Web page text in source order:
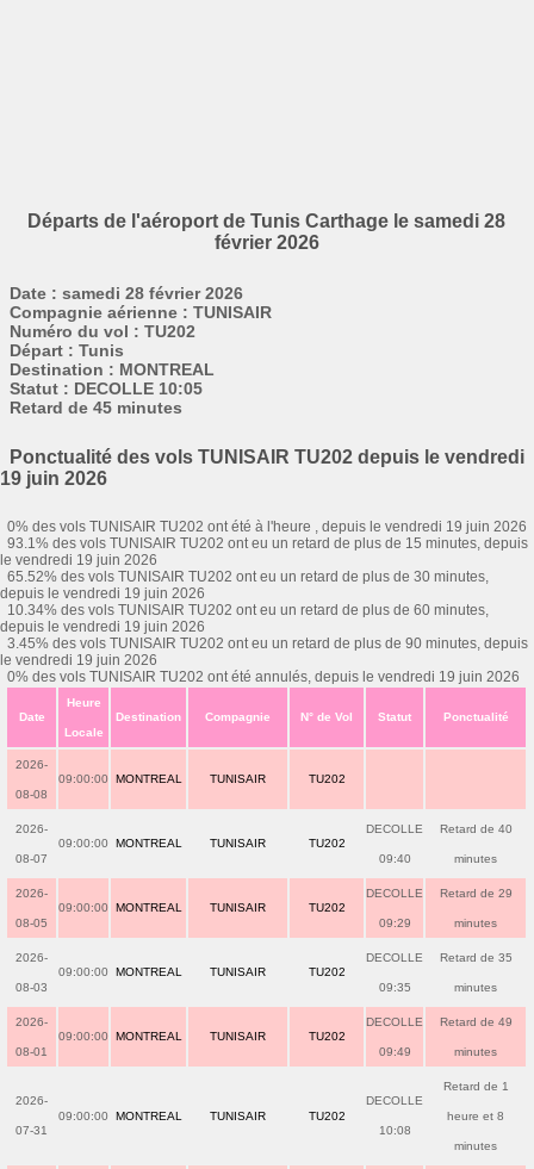
Départs de l'aéroport de Tunis Carthage le samedi 28
février 2026
Date : samedi 28 février 2026
Compagnie aérienne : TUNISAIR
Numéro du vol : TU202
Départ : Tunis
Destination : MONTREAL
Statut : DECOLLE 10:05
Retard de 45 minutes
Ponctualité des vols TUNISAIR TU202 depuis le vendredi
19 juin 2026
0% des vols TUNISAIR TU202 ont été à l'heure , depuis le vendredi 19 juin 2026
93.1% des vols TUNISAIR TU202 ont eu un retard de plus de 15 minutes, depuis
le vendredi 19 juin 2026
65.52% des vols TUNISAIR TU202 ont eu un retard de plus de 30 minutes,
depuis le vendredi 19 juin 2026
10.34% des vols TUNISAIR TU202 ont eu un retard de plus de 60 minutes,
depuis le vendredi 19 juin 2026
3.45% des vols TUNISAIR TU202 ont eu un retard de plus de 90 minutes, depuis
le vendredi 19 juin 2026
0% des vols TUNISAIR TU202 ont été annulés, depuis le vendredi 19 juin 2026
Date
Heure
Locale
Destination Compagnie N° de Vol Statut Ponctualité
2026-
08-08
09:00:00 MONTREAL TUNISAIR TU202
2026-
08-07
09:00:00 MONTREAL TUNISAIR TU202
DECOLLE
09:40
Retard de 40
minutes
2026-
08-05
09:00:00 MONTREAL TUNISAIR TU202
DECOLLE
09:29
Retard de 29
minutes
2026-
08-03
09:00:00 MONTREAL TUNISAIR TU202
DECOLLE
09:35
Retard de 35
minutes
2026-
08-01
09:00:00 MONTREAL TUNISAIR TU202
DECOLLE
09:49
Retard de 49
minutes
2026-
07-31
09:00:00 MONTREAL TUNISAIR TU202
DECOLLE
10:08
Retard de 1
heure et 8
minutes